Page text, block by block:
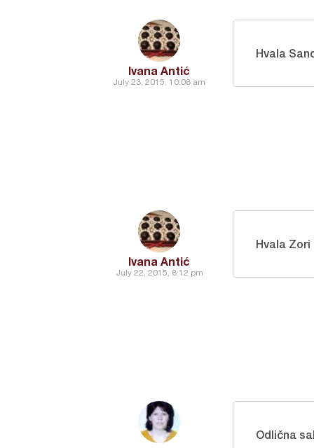
Ivana Antić
July 23, 2015, 10:08 am
Hvala
Ivana Antić
July 22, 2015, 8:12 pm
Hvala Zori
Odlična